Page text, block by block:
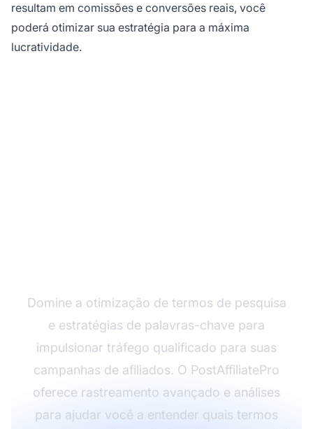
resultam em comissões e conversões reais, você
poderá otimizar sua estratégia para a máxima
lucratividade.
Domine a otimização de termos de pesquisa
e estratégias de palavras-chave para
impulsionar tráfego qualificado para suas
campanhas de afiliados. O PostAffiliatePro
oferece rastreamento avançado e análises
para ajudar você a entender quais termos